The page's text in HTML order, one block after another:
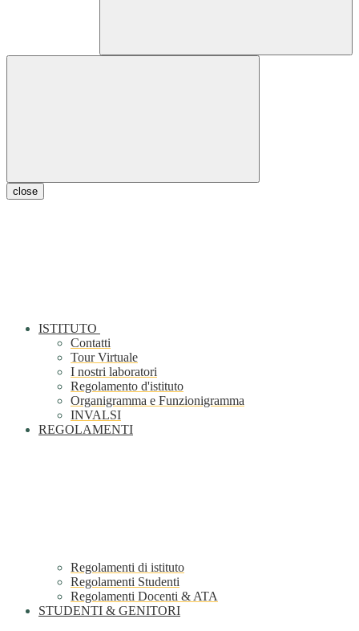
close
ISTITUTO
Contatti
Tour Virtuale
I nostri laboratori
Regolamento d'istituto
Organigramma e Funzionigramma
INVALSI
REGOLAMENTI
Regolamenti di istituto
Regolamenti Studenti
Regolamenti Docenti & ATA
STUDENTI & GENITORI